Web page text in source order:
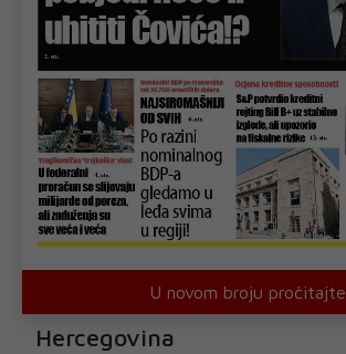
U novom broju pročitajte
Hercegovina